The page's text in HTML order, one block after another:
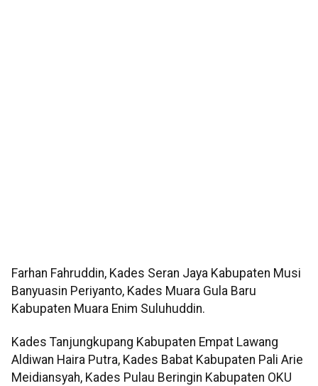
Farhan Fahruddin, Kades Seran Jaya Kabupaten Musi
Banyuasin Periyanto, Kades Muara Gula Baru
Kabupaten Muara Enim Suluhuddin.
Kades Tanjungkupang Kabupaten Empat Lawang
Aldiwan Haira Putra, Kades Babat Kabupaten Pali Arie
Meidiansyah, Kades Pulau Beringin Kabupaten OKU